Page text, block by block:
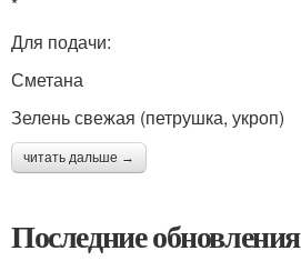
Для подачи:
Сметана
Зелень свежая (петрушка, укроп)
читать дальше →
Последние